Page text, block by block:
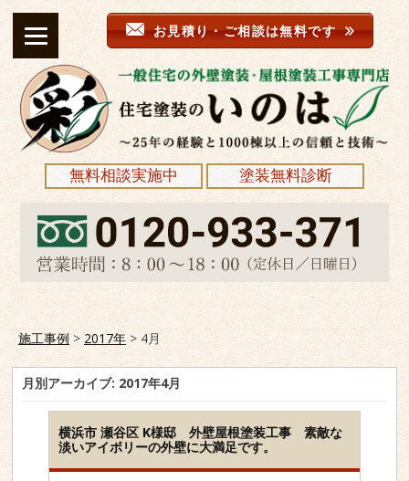
お見積り・ご相談は無料です
無料相談実施中 塗装無料診断
施工事例>2017年 > 4月
月別アーカイブ: 2017年4月
横浜市 瀬谷区 K様邸 外壁屋根塗装工事 素敵な
淡いアイボリーの外壁に大満足です。